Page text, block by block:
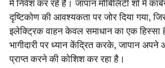
में निवेश कर रहे हैं। जापान मोबिलिटी शो में
दृष्टिकोण की आवश्यकता पर जोर दिया गया,
इलेक्ट्रिक वाहन केवल समाधान का एक हिस्सा
भागीदारी पर ध्यान केंद्रित करके, जापान अपने
प्राप्त करने की कोशिश कर रहा है।